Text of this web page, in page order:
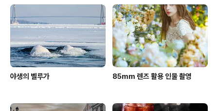
쉽게 사라지지 않더라구요. 촬영 뒤 깨끗하게 목욕했습니
다. 퀵보드를 타지는 못해도 균형을 잘 잡고 있는 18개월
딸래미가 너무 자랑스러웠습니다 낮에 촬영했지만 흐린 날
이라 고독스 ad600bm..
야생의 벨루가 85mm 렌즈 활용 인물 촬영